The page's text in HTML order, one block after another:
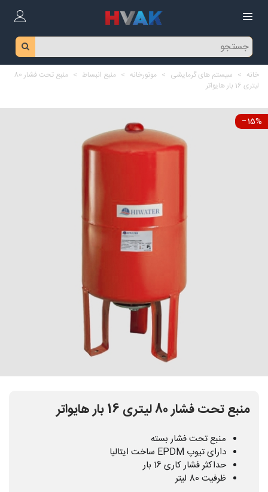
خانه > سیستم های گرمایشی > موتورخانه > منبع انبساط >
منبع تحت فشار 80
لیتری 16 بار هایواتر
‎−15%
منبع تحت فشار 80 لیتری 16 بار هایواتر
منبع تحت فشار بسته
دارای تیوپ EPDM ساخت ایتالیا
حداکثر فشار کاری 16 بار
ظرفیت 80 لیتر